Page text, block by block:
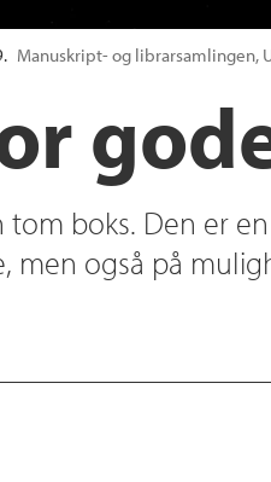
Manuskript- og librarsamlingen,
tom boks. Den er
men også på